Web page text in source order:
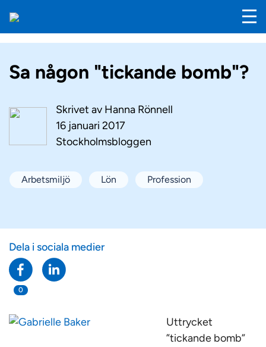
Sa någon "tickande bomb"?
Skrivet av Hanna Rönnell
16 januari 2017
Stockholmsbloggen
Arbetsmiljö Lön Profession
Dela i sociala medier
0
Uttrycket
”tickande bomb”